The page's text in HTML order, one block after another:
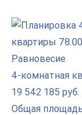
4-комнатная
19 542 185 руб.
Общая